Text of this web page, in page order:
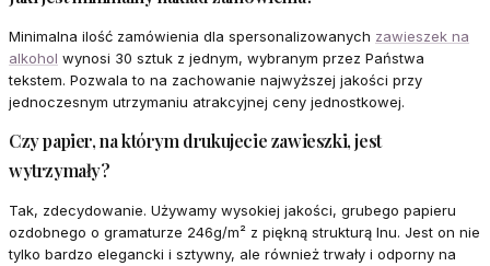
Minimalna ilość zamówienia dla spersonalizowanych zawieszek na
alkohol wynosi 30 sztuk z jednym, wybranym przez Państwa
tekstem. Pozwala to na zachowanie najwyższej jakości przy
jednoczesnym utrzymaniu atrakcyjnej ceny jednostkowej.
Czy papier, na którym drukujecie zawieszki, jest
wytrzymały?
Tak, zdecydowanie. Używamy wysokiej jakości, grubego papieru
ozdobnego o gramaturze 246g/m² z piękną strukturą lnu. Jest on nie
tylko bardzo elegancki i sztywny, ale również trwały i odporny na